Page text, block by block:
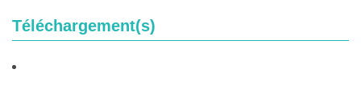
Téléchargement(s)